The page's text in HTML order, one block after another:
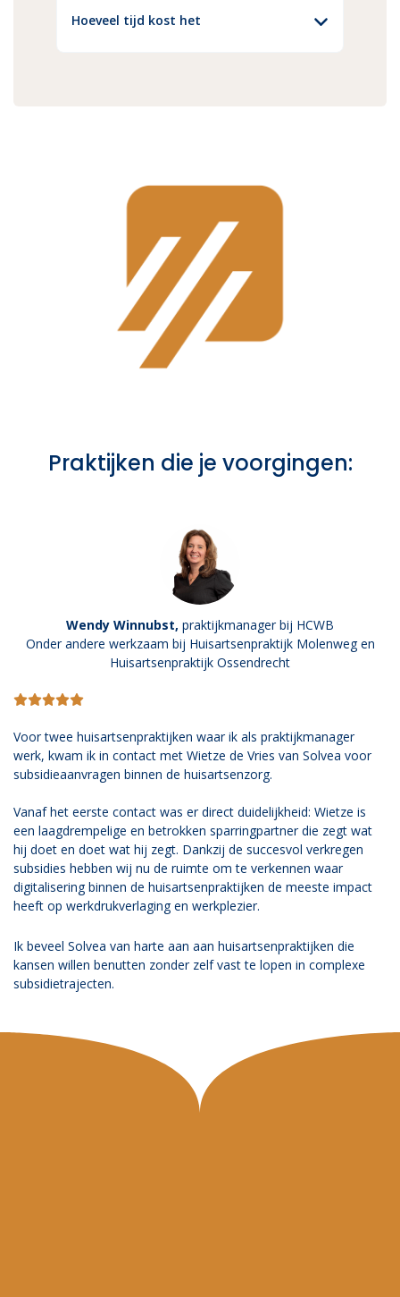
zorgorganisaties.
Hoeveel tijd kost het
Praktijken die je voorgingen:
Wendy Winnubst, praktijkmanager bij HCWB
Onder andere werkzaam bij Huisartsenpraktijk Molenweg en
Huisartsenpraktijk Ossendrecht
Voor twee huisartsenpraktijken waar ik als praktijkmanager
werk, kwam ik in contact met Wietze de Vries van Solvea voor
subsidieaanvragen binnen de huisartsenzorg.
Vanaf het eerste contact was er direct duidelijkheid: Wietze is
een laagdrempelige en betrokken sparringpartner die zegt wat
hij doet en doet wat hij zegt. Dankzij de succesvol verkregen
subsidies hebben wij nu de ruimte om te verkennen waar
digitalisering binnen de huisartsenpraktijken de meeste impact
heeft op werkdrukverlaging en werkplezier.
Ik beveel Solvea van harte aan aan huisartsenpraktijken die
kansen willen benutten zonder zelf vast te lopen in complexe
subsidietrajecten.